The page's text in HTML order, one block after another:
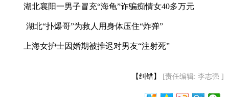
湖北襄阳一男子冒充“海龟”诈骗痴情女40多万元
湖北“扑爆哥”为救人用身体压住“炸弹”
上海女护士因婚期被推迟对男友“注射死”
【纠错】 [责任编辑: 李志强 ]